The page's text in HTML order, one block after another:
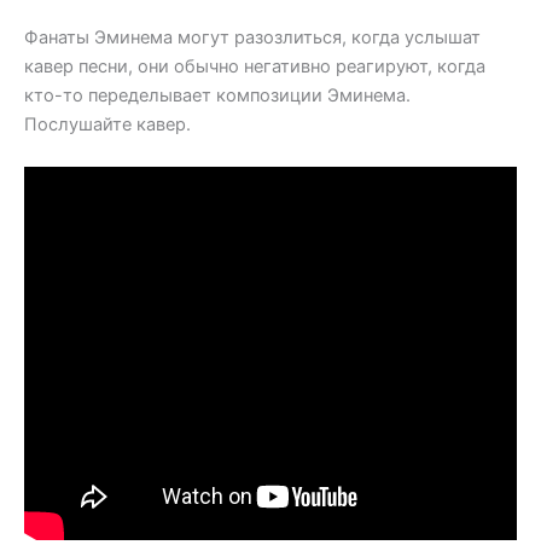
Фанаты Эминема могут разозлиться, когда услышат
кавер песни, они обычно негативно реагируют, когда
кто-то переделывает композиции Эминема.
Послушайте кавер.